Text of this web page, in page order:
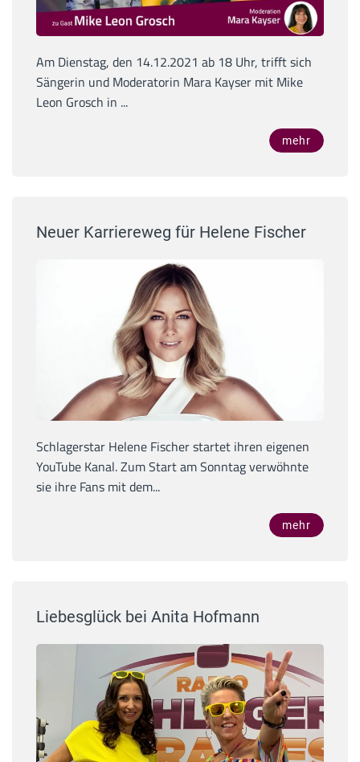
Am Dienstag, den 14.12.2021 ab 18 Uhr, trifft sich
Sängerin und Moderatorin Mara Kayser mit Mike
Leon Grosch in ...
mehr
Neuer Karriereweg für Helene Fischer
Schlagerstar Helene Fischer startet ihren eigenen
YouTube Kanal. Zum Start am Sonntag verwöhnte
sie ihre Fans mit dem...
mehr
Liebesglück bei Anita Hofmann